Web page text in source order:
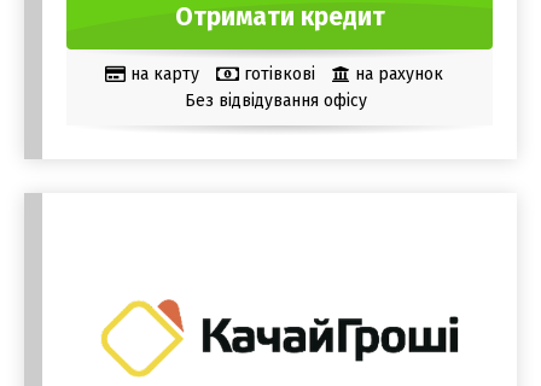
Отримати кредит
на карту готівкові
на рахунок
Без відвідування офісу